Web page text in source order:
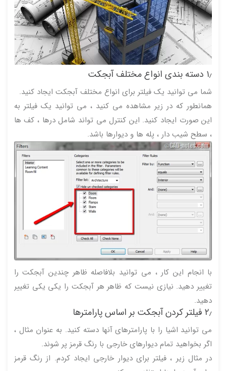
۱٫ دسته بندی انواع مختلف آبجکت
شما می توانید یک فیلتر برای انواع مختلف آبجکت ایجاد کنید.
همانطور که در زیر مشاهده می کنید ، می توانید یک فیلتر به
این صورت ایجاد کنید. این کنترل می تواند شامل درها ، کف ها
، سطح شیب دار ، پله ها و دیوارها باشد.
با انجام این کار ، می توانید بلافاصله ظاهر چندین آبجکت را
تغییر دهید. نیازی نیست که ظاهر هر آبجکت را یکی یکی تغییر
دهید.
۲٫ فیلتر کردن آبجکت بر اساس پارامترها
می توانید اشیا را با پارامترهای آنها دسته کنید. به عنوان مثال ،
اگر بخواهید تمام دیوارهای خارجی با رنگ قرمز پر شوند.
در مثال زیر ، فیلتر برای دیوار خارجی ایجاد کردم. از رنگ قرمز